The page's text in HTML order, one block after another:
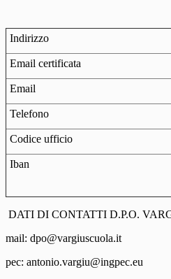
Indirizzo
Email certificata
Email
Telefono
Codice ufficio
Iban
DATI DI CONTATTI D.P.O.
mail: dpo@vargiuscuola.it
pec: antonio.vargiu@ingpec.eu